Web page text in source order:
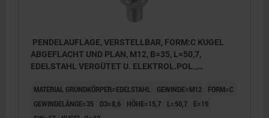
PENDELAUFLAGE, VERSTELLBAR, FORM:C KUGEL
ABGEFLACHT UND PLAN, M12, B=35, L=50,7,
EDELSTAHL VERGÜTET U. ELEKTROL.POL.,
MATERIAL GRUNDKÖRPER=EDELSTAHL GEWINDE=M12
FORM=C
GEWINDELÄNGE=35
D3=8,6 HÖHE=15,7 L=50,7
E=19